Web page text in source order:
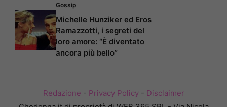
Gossip
Michelle Hunziker ed Eros
Ramazzotti, i segreti del
loro amore: “È diventato
ancora più bello”
Redazione - Privacy Policy- Disclaimer